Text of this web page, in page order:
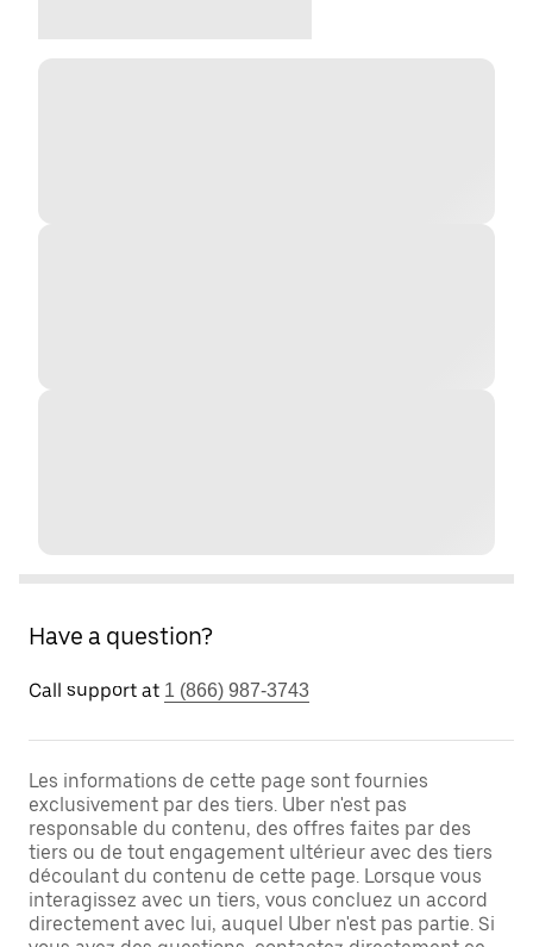
Have a question?
Call support at 1 (866) 987-3743
Les informations de cette page sont fournies
exclusivement par des tiers. Uber n'est pas
responsable du contenu, des offres faites par des
tiers ou de tout engagement ultérieur avec des tiers
découlant du contenu de cette page. Lorsque vous
interagissez avec un tiers, vous concluez un accord
directement avec lui, auquel Uber n'est pas partie. Si